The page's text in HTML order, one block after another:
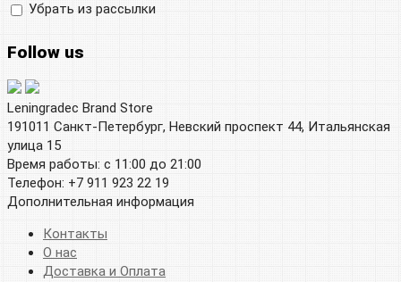
Убрать из рассылки
Follow us
Leningradec Brand Store
191011 Санкт-Петербург, Невский проспект 44, Итальянская
улица 15
Время работы: с 11:00 до 21:00
Телефон: +7 911 923 22 19
Дополнительная информация
Контакты
О нас
Доставка и Оплата